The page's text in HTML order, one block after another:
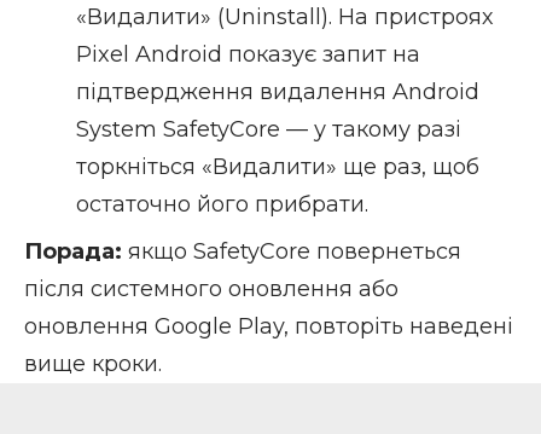
«Видалити» (Uninstall). На пристроях
Pixel Android показує запит на
підтвердження видалення Android
System SafetyCore — у такому разі
торкніться «Видалити» ще раз, щоб
остаточно його прибрати.
Порада: якщо SafetyCore повернеться
після системного оновлення або
оновлення Google Play, повторіть наведені
вище кроки.